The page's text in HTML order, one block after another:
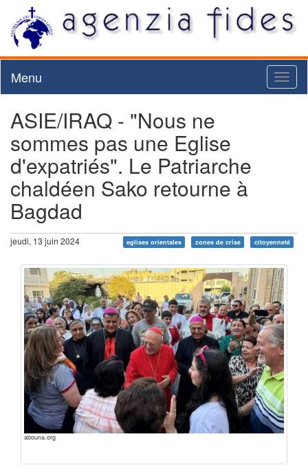
Menu
ASIE/IRAQ - "Nous ne
sommes pas une Eglise
d'expatriés". Le Patriarche
chaldéen Sako retourne à
Bagdad
jeudi, 13 juin 2024 eglises orientales zones de crise citoyenneté
abouna.org